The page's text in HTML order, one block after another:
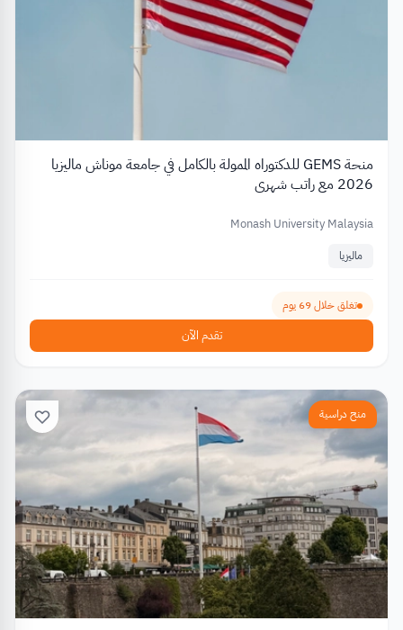
منحة GEMS للدكتوراه الممولة بالكامل في جامعة موناش ماليزيا
2026 مع راتب شهري
Monash University Malaysia
ماليزيا
تغلق خلال 69 يوم
تقدم الآن
منح دراسية